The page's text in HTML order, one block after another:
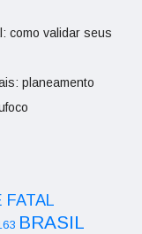
como validar seus
planeamento
FATAL
BRASIL